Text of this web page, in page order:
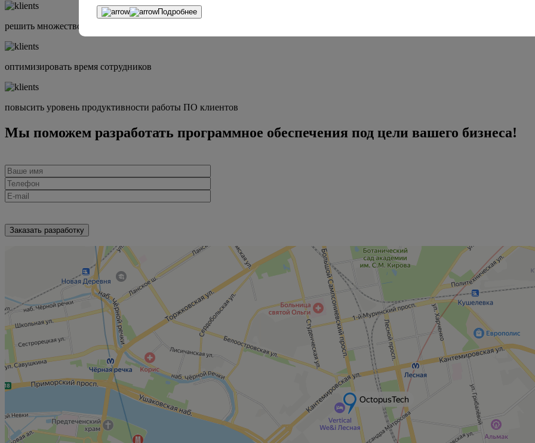
решить множество индивидуальных запросов своего бизнеса
оптимизировать время сотрудников
повысить уровень продуктивности работы ПО клиентов
Мы поможем разработать программное обеспечения под цели вашего бизнеса!
Подробнее